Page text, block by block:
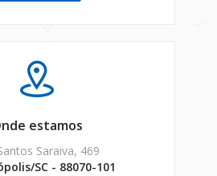
estamos
Saraiva, 469
SC - 88070-101